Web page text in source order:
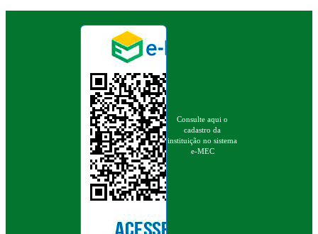
Consulte aqui o
cadastro da
instituição no sistema
e-MEC